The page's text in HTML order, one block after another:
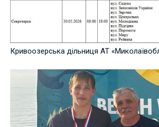
Кривоозерська дільниця АТ